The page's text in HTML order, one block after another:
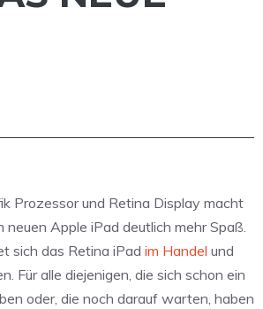
Prozessor und Retina Display macht
neuen Apple iPad deutlich mehr Spaß.
sich das Retina iPad im Handel und
Für alle diejenigen, die sich schon ein
oder, die noch darauf warten, haben